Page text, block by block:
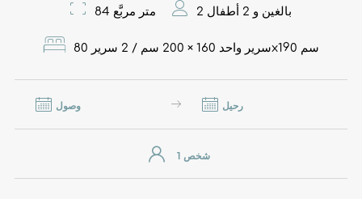
84 متر مربَّع 2 بالغين و 2 أطفال
سرير واحد 160 × 200 سم / 2 سرير 80x190 سم
وصول رحيل